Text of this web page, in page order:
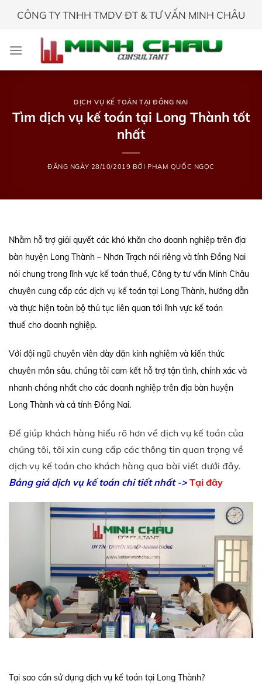
CÔNG TY TNHH TMDV ĐT & TƯ VẤN MINH CHÂU
DỊCH VỤ KẾ TOÁN TẠI ĐỒNG NAI
Tìm dịch vụ kế toán tại Long Thành tốt
nhất
ĐĂNG NGÀY 28/10/2019 BỞI PHẠM QUỐC NGỌC
Nhằm hỗ trợ giải quyết các khó khăn cho doanh nghiệp trên địa
bàn huyện Long Thành – Nhơn Trạch nói riêng và tỉnh Đồng Nai
nói chung trong lĩnh vực kế toán thuế, Công ty tư vấn Minh Châu
chuyên cung cấp các dịch vụ kế toán tại Long Thành, hướng dẫn
và thực hiện toàn bộ thủ tục liên quan tới lĩnh vực kế toán
thuế cho doanh nghiệp.
Với đội ngũ chuyên viên dày dặn kinh nghiệm và kiến thức
chuyên môn sâu, chúng tôi cam kết hỗ trợ tận tình, chính xác và
nhanh chóng nhất cho các doanh nghiệp trên địa bàn huyện
Long Thành và cả tỉnh Đồng Nai.
Để giúp khách hàng hiểu rõ hơn về dịch vụ kế toán của
chúng tôi, tôi xin cung cấp các thông tin quan trọng về
dịch vụ kế toán cho khách hàng qua bài viết dưới đây.
Bảng giá dịch vụ kế toán chi tiết nhất -> Tại đây
Tại sao cần sử dụng dịch vụ kế toán tại Long Thành?